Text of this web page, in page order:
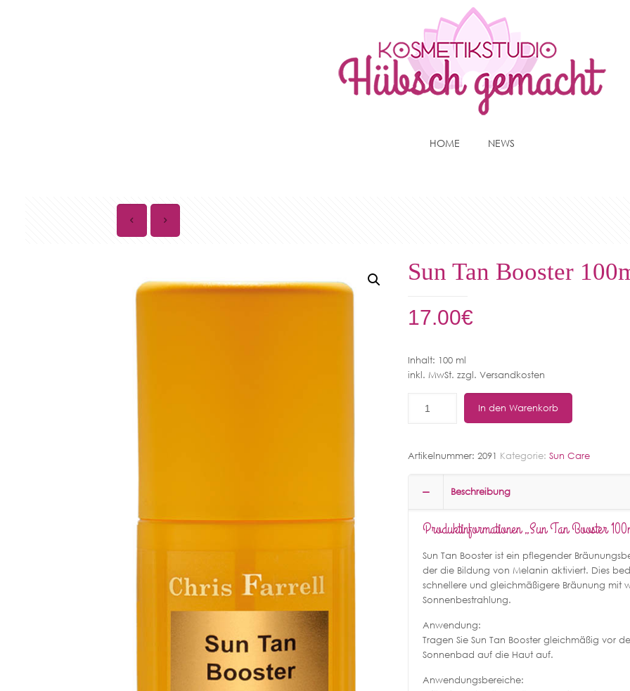
HOME NEWS
Sun Tan Booster
17.00€
Inhalt: 100 ml
inkl. MwSt. zzgl. Versandkosten
In den Warenkorb
Artikelnummer:2091 Kategorie:Sun Care
Beschreibung
Produktinformationen „Sun Tan Booster
Sun Tan Booster ist ein pflegender
der die Bildung von Melanin aktiviert. Dies
schnellere und gleichmäßigere Bräunung mit
Sonnenbestrahlung.
Anwendung:
Tragen Sie Sun Tan Booster gleichmäßig vor
Sonnenbad auf die Haut auf.
Anwendungsbereiche: